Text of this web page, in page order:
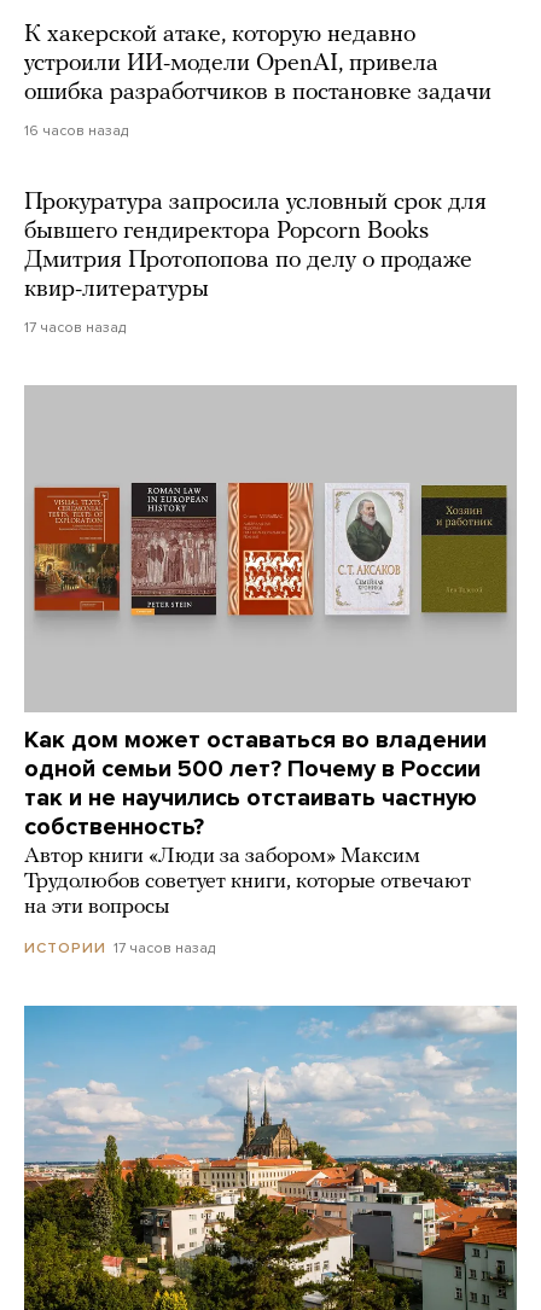
К хакерской атаке, которую недавно
устроили ИИ-модели OpenAI, привела
ошибка разработчиков в постановке задачи
16 часов назад
Прокуратура запросила условный срок для
бывшего гендиректора Popcorn Books
Дмитрия Протопопова по делу о продаже
квир-литературы
17 часов назад
Как дом может оставаться во владении
одной семьи 500 лет? Почему в России
так и не научились отстаивать частную
собственность?
Автор книги «Люди за забором» Максим
Трудолюбов советует книги, которые отвечают
на эти вопросы
ИСТОРИИ 17 часов назад